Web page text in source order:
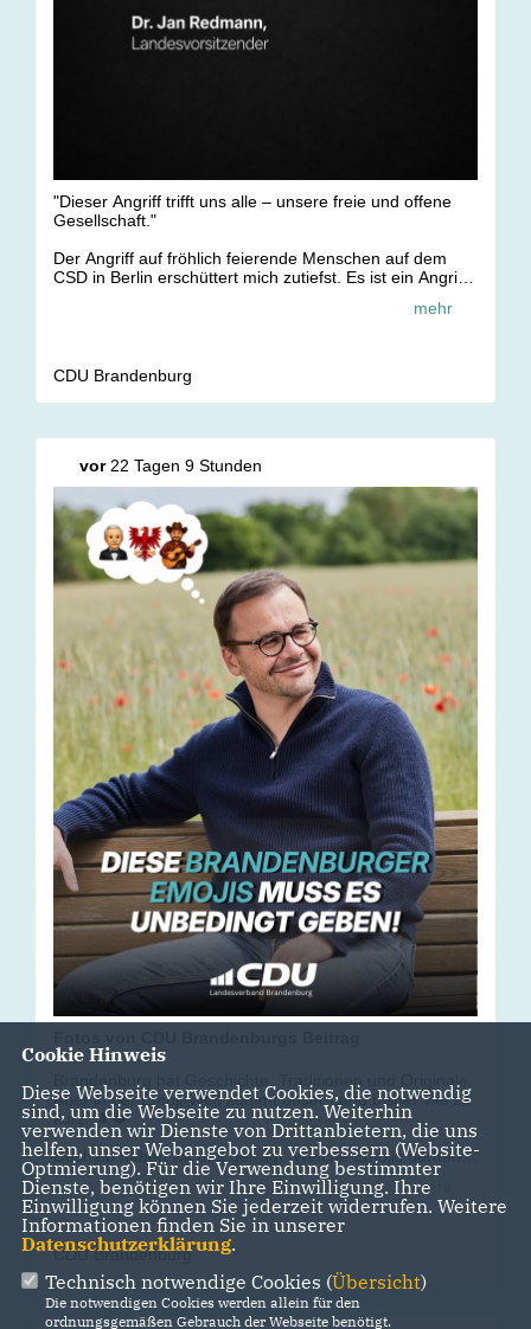
"Dieser Angriff trifft uns alle – unsere freie und offene
Gesellschaft."
Der Angriff auf fröhlich feierende Menschen auf dem
CSD in Berlin erschüttert mich zutiefst. Es ist ein Angriff
Ich hoffe, dass die Verletzten schnell und vollständig
Die Brandenburger Polizei unterstützt die Berliner
aufgeklärt.
— Jan Redmann
mehr
CDU Brandenburg
vor22 Tagen 9 Stunden
Brandenburg hat Geschichte, Traditionen und Originale.
Aber in der Emoji-Welt kommt unser Land bisher viel zu
kurz. 🌲❤️
Deshalb haben wir uns gefragt: Welche Emojis dürften
auf keinem Smartphone fehlen? Vom Spreewaldkahn
über Sanssouci und das Lausitzer Revier bis hin zu
Fontane, dem Brandenburger Spargel und echten
Brandenburg-Originalen – hier sind unsere Vorschläge.
👇 Welches Emoji würdet ihr sofort benutzen? Und
welches fehlt euch noch? Schreibt eure Ideen in die
Kommentare!
mehr
CDU Brandenburg
Cookie Hinweis
Diese Webseite verwendet Cookies, die notwendig
sind, um die Webseite zu nutzen. Weiterhin
verwenden wir Dienste von Drittanbietern, die uns
helfen, unser Webangebot zu verbessern (Website-
Optmierung). Für die Verwendung bestimmter
Dienste, benötigen wir Ihre Einwilligung. Ihre
Einwilligung können Sie jederzeit widerrufen. Weitere
Informationen finden Sie in unserer
Datenschutzerklärung.
Technisch notwendige Cookies (Übersicht)
Die notwendigen Cookies werden allein für den
ordnungsgemäßen Gebrauch der Webseite benötigt.